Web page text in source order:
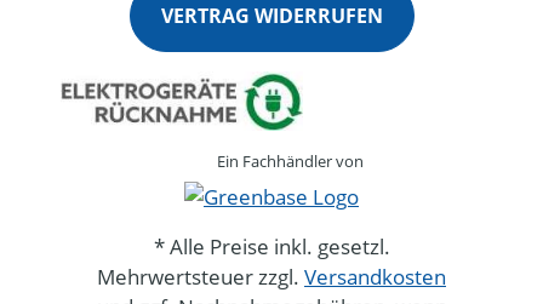
VERTRAG WIDERRUFEN
Ein Fachhändler von
* Alle Preise inkl. gesetzl.
Mehrwertsteuer zzgl. Versandkosten